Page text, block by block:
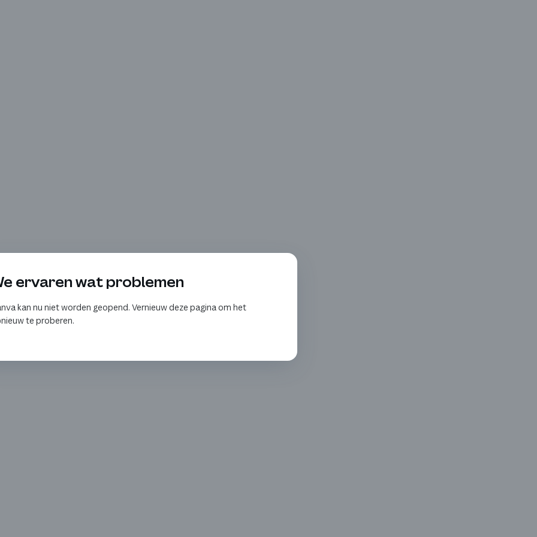
ervaren wat problemen
kan nu niet worden geopend. Vernieuw deze pagina om het
te proberen.